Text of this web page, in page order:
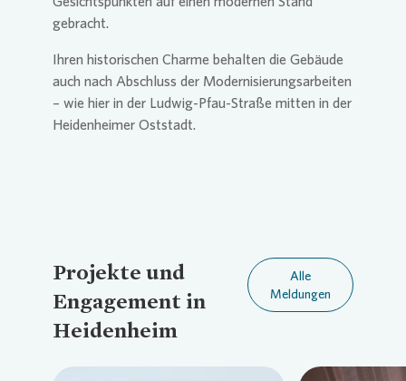
gebracht.
Ihren historischen Charme behalten die Gebäude
auch nach Abschluss der Modernisierungsarbeiten
– wie hier in der Ludwig-Pfau-Straße mitten in der
Heidenheimer Oststadt.
Projekte und
Engagement in
Heidenheim
Alle
Meldungen